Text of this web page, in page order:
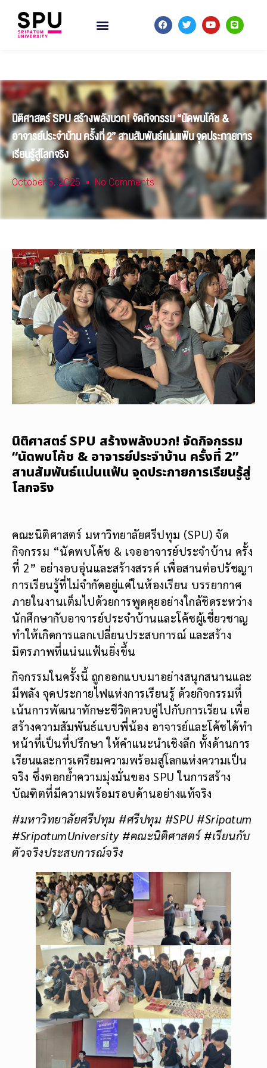
นิติศาสตร์ SPU สร้างพลังบวก! จัดกิจกรรม “นัดพบโค้ช &
อาจารย์ประจำบ้าน ครั้งที่ 2” สานสัมพันธ์แน่นแฟ้น จุดประกายการ
เรียนรู้สู่โลกจริง
October 3, 2025 No Comments
นิติศาสตร์ SPU สร้างพลังบวก! จัดกิจกรรม
“นัดพบโค้ช & อาจารย์ประจำบ้าน ครั้งที่ 2”
สานสัมพันธ์แน่นแฟ้น จุดประกายการเรียนรู้สู่
โลกจริง
คณะนิติศาสตร์ มหาวิทยาลัยศรีปทุม (SPU) จัด
กิจกรรม “นัดพบโค้ช & เจออาจารย์ประจำบ้าน ครั้ง
ที่ 2” อย่างอบอุ่นและสร้างสรรค์ เพื่อสานต่อปรัชญา
การเรียนรู้ที่ไม่จำกัดอยู่แค่ในห้องเรียน บรรยากาศ
ภายในงานเต็มไปด้วยการพูดคุยอย่างใกล้ชิดระหว่าง
นักศึกษากับอาจารย์ประจำบ้านและโค้ชผู้เชี่ยวชาญ
ทำให้เกิดการแลกเปลี่ยนประสบการณ์ และสร้าง
มิตรภาพที่แน่นแฟ้นยิ่งขึ้น
กิจกรรมในครั้งนี้ ถูกออกแบบมาอย่างสนุกสนานและ
มีพลัง จุดประกายไฟแห่งการเรียนรู้ ด้วยกิจกรรมที่
เน้นการพัฒนาทักษะชีวิตควบคู่ไปกับการเรียน เพื่อ
สร้างความสัมพันธ์แบบพี่น้อง อาจารย์และโค้ชได้ทำ
หน้าที่เป็นที่ปรึกษา ให้คำแนะนำเชิงลึก ทั้งด้านการ
เรียนและการเตรียมความพร้อมสู่โลกแห่งความเป็น
จริง ซึ่งตอกย้ำความมุ่งมั่นของ SPU ในการสร้าง
บัณฑิตที่มีความพร้อมรอบด้านอย่างแท้จริง
#มหาวิทยาลัยศรีปทุม #ศรีปทุม #SPU #Sripatum
#SripatumUniversity #คณะนิติศาสตร์ #เรียนกับ
ตัวจริงประสบการณ์จริง